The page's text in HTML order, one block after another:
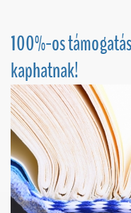
100%-os
kaphatnak!